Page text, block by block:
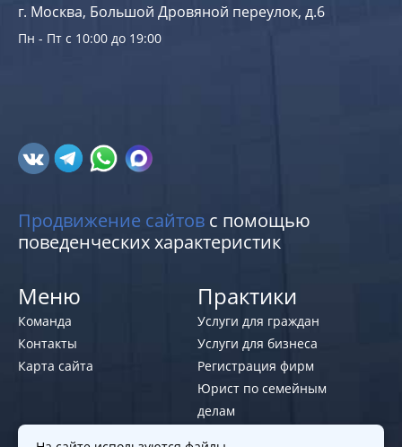
г. Москва, Большой Дровяной переулок, д.6
Пн - Пт с 10:00 до 19:00
Продвижение сайтов с помощью
поведенческих характеристик
Меню
Команда
Контакты
Карта сайта
Практики
Услуги для граждан
Услуги для бизнеса
Регистрация фирм
Юрист по семейным
делам